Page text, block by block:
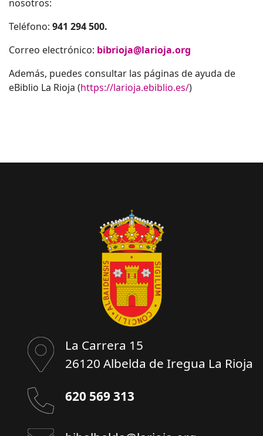
nosotros:
Teléfono: 941 294 500.
Correo electrónico: bibrioja@larioja.org
Además, puedes consultar las páginas de ayuda de
eBiblio La Rioja (https://larioja.ebiblio.es/)
La Carrera 15
26120 Albelda de Iregua La Rioja
620 569 313